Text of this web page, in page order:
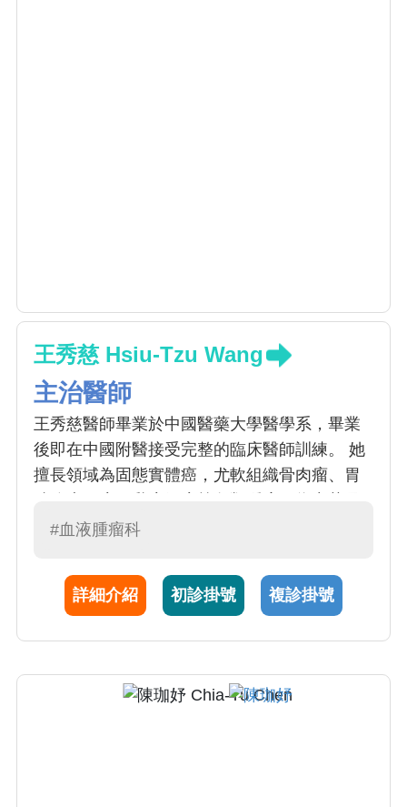
王秀慈 Hsiu-Tzu Wang
主治醫師
王秀慈醫師畢業於中國醫藥大學醫學系，畢業
後即在中國附醫接受完整的臨床醫師訓練。 她
擅長領域為固態實體癌，尤軟組織骨肉瘤、胃
國癌症醫學會及癌症安寧緩和學會會員醫師。
#血液腫瘤科
詳細介紹 初診掛號 複診掛號